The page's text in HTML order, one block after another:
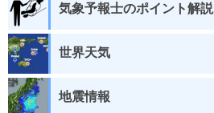
気象予報士のポイント解説
世界天気
地震情報